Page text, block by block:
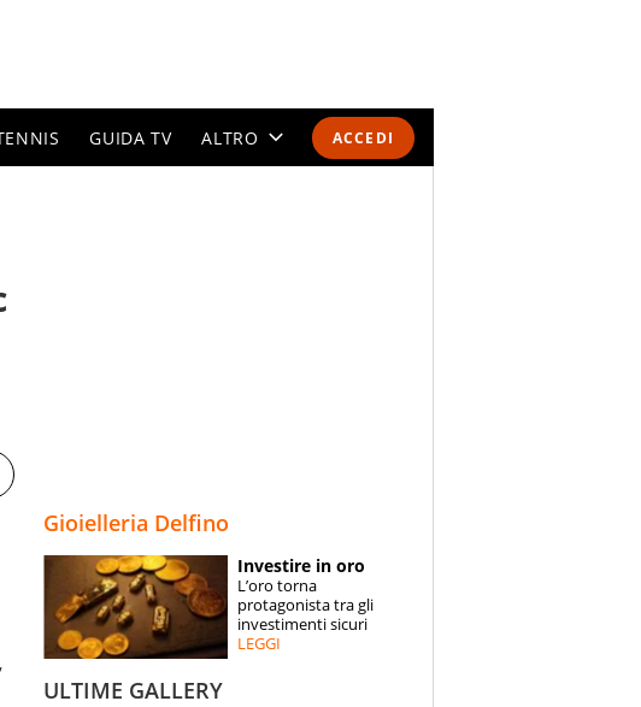
ACCEDI
GUIDA TV ALTRO
SPECIALI
ESPERTI
Gioielleria Delfino
Investire in oro
L’oro torna
protagonista tra gli
investimenti sicuri
LEGGI
ULTIME GALLERY